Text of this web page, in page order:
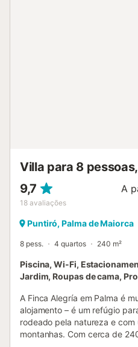
Villa para 8
9,7
18 avaliações
A
Puntiró, Palma de Maiorca
8 pess. 4 quartos 240 m²
Piscina, Wi-Fi,
Jardim, Roupas de cama,
A Finca Alegría em Palma é
alojamento – é um refúgio
rodeado pela natureza e
montanhas. Com cerca de